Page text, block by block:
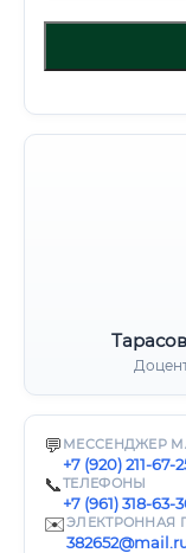
💬 МЕССЕНДЖЕР
+7 (920) 211-67-
📞ТЕЛЕФОНЫ
+7 (961) 318-63-
✉️ЭЛЕКТРОННАЯ